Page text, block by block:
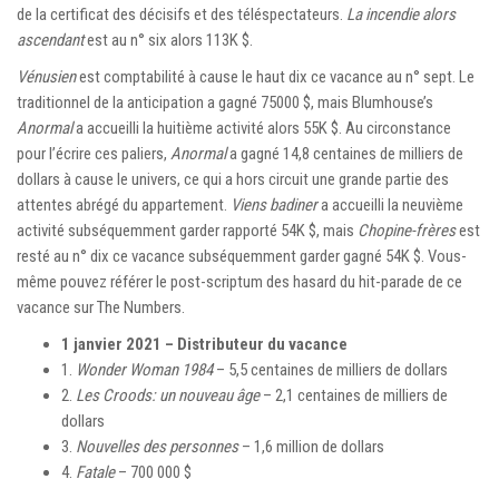
de la certificat des décisifs et des téléspectateurs. La incendie alors
ascendantest au n° six alors 113K $.
Vénusienest comptabilité à cause le haut dix ce vacance au n° sept. Le
traditionnel de la anticipation a gagné 75000 $, mais Blumhouse’s
Anormala accueilli la huitième activité alors 55K $. Au circonstance
pour l’écrire ces paliers, Anormala gagné 14,8 centaines de milliers de
dollars à cause le univers, ce qui a hors circuit une grande partie des
attentes abrégé du appartement. Viens badinera accueilli la neuvième
activité subséquemment garder rapporté 54K $, mais Chopine-frèresest
resté au n° dix ce vacance subséquemment garder gagné 54K $. Vous-
même pouvez référer le post-scriptum des hasard du hit-parade de ce
vacance sur The Numbers.
1 janvier 2021 – Distributeur du vacance
1. Wonder Woman 1984– 5,5 centaines de milliers de dollars
2. Les Croods: un nouveau âge– 2,1 centaines de milliers de
dollars
3. Nouvelles des personnes– 1,6 million de dollars
4. Fatale– 700 000 $